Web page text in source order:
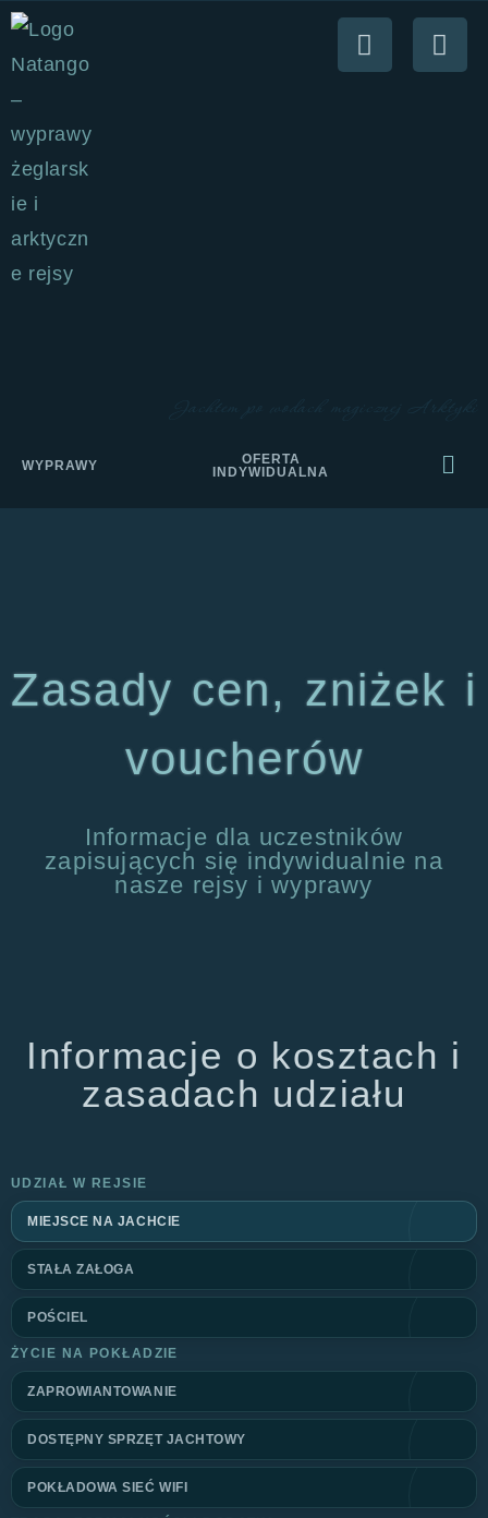
WYPRAWY
OFERTA
INDYWIDUALNA
Zasady cen, zniżek i
voucherów
Informacje dla uczestników
zapisujących się indywidualnie na
nasze rejsy i wyprawy
Informacje o kosztach i
zasadach udziału
UDZIAŁ W REJSIE
MIEJSCE NA JACHCIE
STAŁA ZAŁOGA
POŚCIEL
ŻYCIE NA POKŁADZIE
ZAPROWIANTOWANIE
DOSTĘPNY SPRZĘT JACHTOWY
POKŁADOWA SIEĆ WIFI